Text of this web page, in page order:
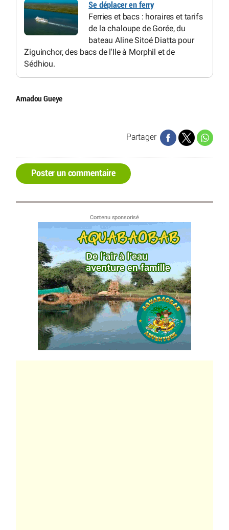
Se déplacer en ferry
Ferries et bacs : horaires et tarifs
de la chaloupe de Gorée, du
bateau Aline Sitoé Diatta pour
Ziguinchor, des bacs de l'Ile à Morphil et de
Sédhiou.
Amadou Gueye
Partager
Poster un commentaire